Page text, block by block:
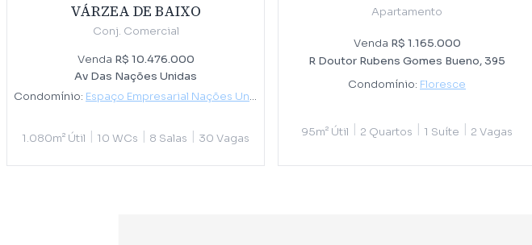
VÁRZEA DE BAIXO
Conj. Comercial
Venda R$ 10.476.000
Av Das Nações Unidas
Condomínio: Espaço Empresarial Nações Unidas
1.080m² Útil 10 WCs 8 Salas 30 Vagas
Apartamento
Venda R$ 1.165.000
R Doutor Rubens Gomes Bueno, 395
Condomínio: Floresce
95m² Útil 2 Quartos 1 Suíte 2 Vagas